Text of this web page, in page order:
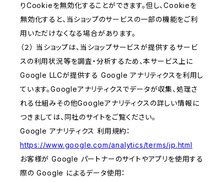
りCookieを無効化することができます。但し、Cookieを
無効化すると、当ショップのサービスの一部の機能をご利
用いただけなくなる場合があります。
（２） 当ショップは、当ショップサービスが提供するサービ
スの利用状況等を調査・分析するため、本サービス上に
Google LLCが提供する Google アナリティクスを利用し
ています。Googleアナリティクスでデータが収集、処理さ
れる仕組みその他Googleアナリティクスの詳しい情報に
つきましては、同社のサイトをご覧ください。
Google アナリティクス 利用規約：
https://www.google.com/analytics/terms/jp.html
お客様が Google パートナーのサイトやアプリを使用する
際の Google によるデータ使用：